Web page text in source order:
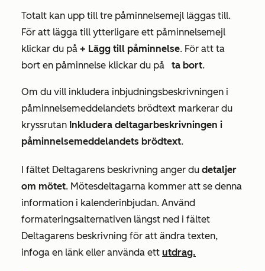
Totalt kan upp till tre påminnelsemejl läggas till.
För att lägga till ytterligare ett påminnelsemejl
klickar du på + Lägg till påminnelse. För att ta
bort en påminnelse klickar du på
ta bort.
Om du vill inkludera inbjudningsbeskrivningen i
påminnelsemeddelandets brödtext markerar du
kryssrutan Inkludera deltagarbeskrivningen i
påminnelsemeddelandets brödtext.
I fältet Deltagarens beskrivning anger du detaljer
om mötet. Mötesdeltagarna kommer att se denna
information i kalenderinbjudan. Använd
formateringsalternativen längst ned i fältet
Deltagarens beskrivning för att ändra texten,
infoga en länk eller använda ett utdrag.